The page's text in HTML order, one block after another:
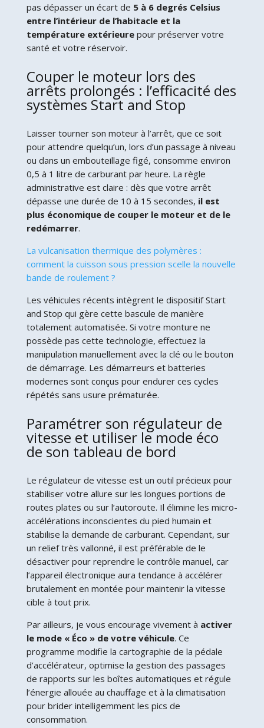
pas dépasser un écart de 5 à 6 degrés Celsius
entre l’intérieur de l’habitacle et la
température extérieurepour préserver votre
santé et votre réservoir.
Couper le moteur lors des
arrêts prolongés : l’efficacité des
systèmes Start and Stop
Laisser tourner son moteur à l’arrêt, que ce soit
pour attendre quelqu’un, lors d’un passage à niveau
ou dans un embouteillage figé, consomme environ
0,5 à 1 litre de carburant par heure. La règle
administrative est claire : dès que votre arrêt
dépasse une durée de 10 à 15 secondes, il est
plus économique de couper le moteur et de le
redémarrer.
La vulcanisation thermique des polymères :
comment la cuisson sous pression scelle la nouvelle
bande de roulement ?
Les véhicules récents intègrent le dispositif Start
and Stop qui gère cette bascule de manière
totalement automatisée. Si votre monture ne
possède pas cette technologie, effectuez la
manipulation manuellement avec la clé ou le bouton
de démarrage. Les démarreurs et batteries
modernes sont conçus pour endurer ces cycles
répétés sans usure prématurée.
Paramétrer son régulateur de
vitesse et utiliser le mode éco
de son tableau de bord
Le régulateur de vitesse est un outil précieux pour
stabiliser votre allure sur les longues portions de
routes plates ou sur l’autoroute. Il élimine les micro-
accélérations inconscientes du pied humain et
stabilise la demande de carburant. Cependant, sur
un relief très vallonné, il est préférable de le
désactiver pour reprendre le contrôle manuel, car
l’appareil électronique aura tendance à accélérer
brutalement en montée pour maintenir la vitesse
cible à tout prix.
Par ailleurs, je vous encourage vivement à activer
le mode « Éco » de votre véhicule. Ce
programme modifie la cartographie de la pédale
d’accélérateur, optimise la gestion des passages
de rapports sur les boîtes automatiques et régule
l’énergie allouée au chauffage et à la climatisation
pour brider intelligemment les pics de
consommation.